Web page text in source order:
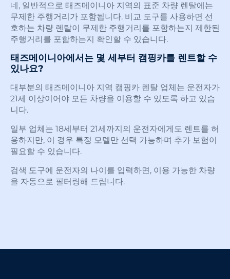
네, 일반적으로 태즈메이니아 지역의 표준 차량 렌탈에는
무제한 주행거리가 포함됩니다. 비교 도구를 사용하면 선
호하는 차량 렌탈이 무제한 주행거리를 포함하는지 제한된
주행거리를 포함하는지 확인할 수 있습니다.
태즈메이니아에서는 몇 세부터 캠핑카를 렌트할 수
있나요?
대부분의 태즈메이니아 지역 캠핑카 렌탈 업체는 운전자가
21세 이상이어야 모든 차량을 이용할 수 있도록 하고 있습
니다.
일부 업체는 18세부터 21세까지의 운전자에게도 렌트를 허
용하지만, 이 경우 특정 모델만 선택 가능하며 추가 보험이
필요할 수 있습니다.
검색 도구에 운전자의 나이를 입력하면, 이용 가능한 차량
을 자동으로 필터링해 드립니다.